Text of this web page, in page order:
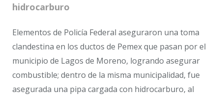
hidrocarburo
Elementos de Policía Federal aseguraron una toma
clandestina en los ductos de Pemex que pasan por el
municipio de Lagos de Moreno, logrando asegurar
combustible; dentro de la misma municipalidad, fue
asegurada una pipa cargada con hidrocarburo, al